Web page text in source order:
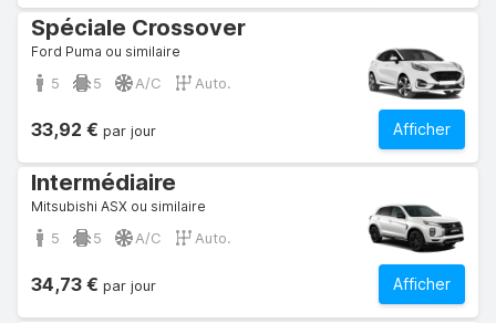
Spéciale Crossover
Ford Puma ou similaire
5 5 A/C Auto.
Afficher
33,92 € par jour
Intermédiaire
Mitsubishi ASX ou similaire
5 5 A/C Auto.
Afficher
34,73 € par jour